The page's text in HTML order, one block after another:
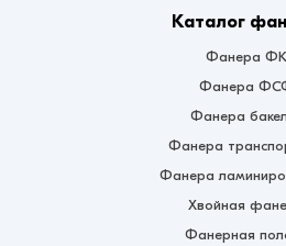
Каталог
Фанера ФК
Фанера
Фанера
Фанера
Фанера
Хвойная
Фанерная